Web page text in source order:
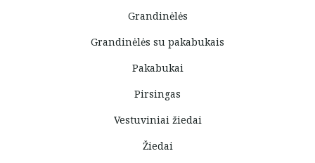
Grandinėlės
Grandinėlės su pakabukais
Pakabukai
Pirsingas
Vestuviniai žiedai
Žiedai